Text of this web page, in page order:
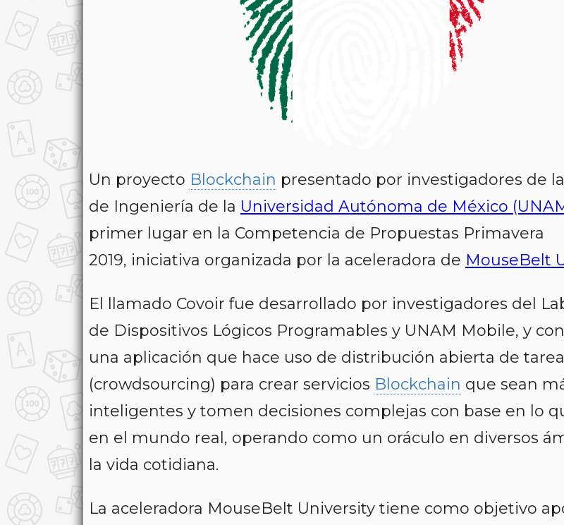
Un proyecto Blockchain presentado por investigadores de la
de Ingeniería de la Universidad Autónoma de México
primer lugar en la Competencia de Propuestas Primavera
2019, iniciativa organizada por la aceleradora de MouseBelt
El llamado Covoir fue desarrollado por investigadores del
de Dispositivos Lógicos Programables y UNAM Mobile, y
una aplicación que hace uso de distribución abierta de
(crowdsourcing) para crear servicios Blockchain que sean
inteligentes y tomen decisiones complejas con base en lo
en el mundo real, operando como un oráculo en diversos
la vida cotidiana.
La aceleradora MouseBelt University tiene como objetivo